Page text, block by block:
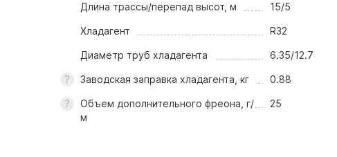
Длина трассы/перепад высот, м 15/5
Хладагент R32
Диаметр труб хладагента 6.35/12.7
Заводская заправка хладагента, кг 0.88
Объем дополнительного фреона, г/
м
25